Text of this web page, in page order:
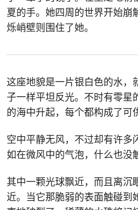
夏的手。她四周的世界开始崩
烁峭壁则围住了她。
这座地貌是一片银白色的水，
子一样平坦反光。不时有零星
的海中升起，每个都构成了可
空中平静无风，不过却有许
如在微风中的气泡，什么也没
其中一颗光球飘近，而且离沉
近。当它那脆弱的表面触碰到